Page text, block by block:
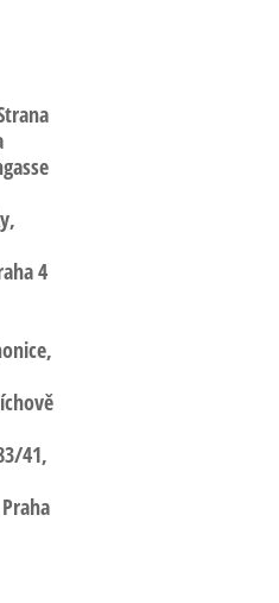
4
,
41,